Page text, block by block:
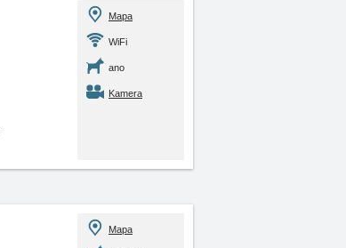
Mapa
WiFi
ano
Kamera
Mapa